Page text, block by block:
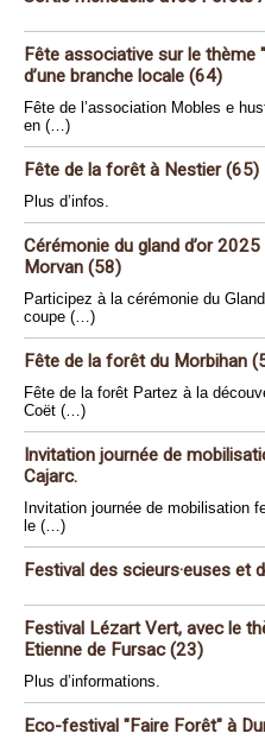
Fête associative sur le
d’une branche locale (64)
Fête de l’association Mobles e
en (…)
Fête de la forêt à Nestier (65)
Plus d’infos.
Cérémonie du gland d’or
Morvan (58)
Participez à la cérémonie du
coupe (…)
Fête de la forêt du Morbihan
Fête de la forêt Partez à la
Coët (…)
Invitation journée de
Cajarc.
Invitation journée de mobilisation
le (…)
Festival des scieurs·euses et
Festival Lézart Vert, avec le
Etienne de Fursac (23)
Plus d’informations.
Eco-festival "Faire Forêt" à